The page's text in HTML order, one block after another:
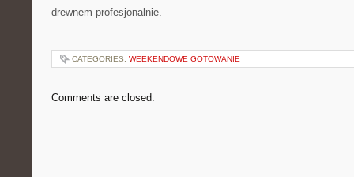
drewnem profesjonalnie.
CATEGORIES: WEEKENDOWE GOTOWANIE
Comments are closed.